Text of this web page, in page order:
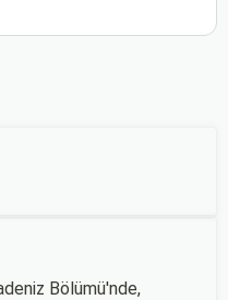
Bölümü'nde,